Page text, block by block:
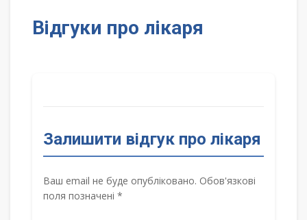
Відгуки про лікаря
Залишити відгук про лікаря
Ваш email не буде опубліковано. Обов'язкові
поля позначені *